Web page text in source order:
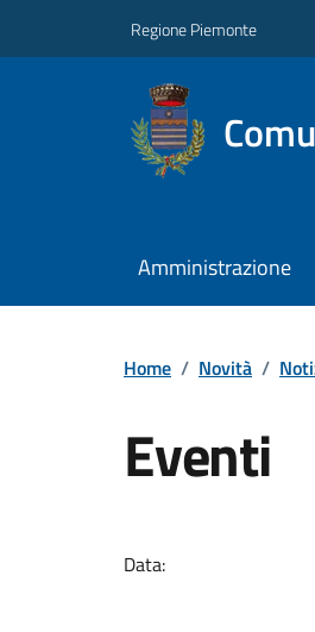
Regione Piemonte
Amministrazione
Home / Novità /
Eventi
Data: